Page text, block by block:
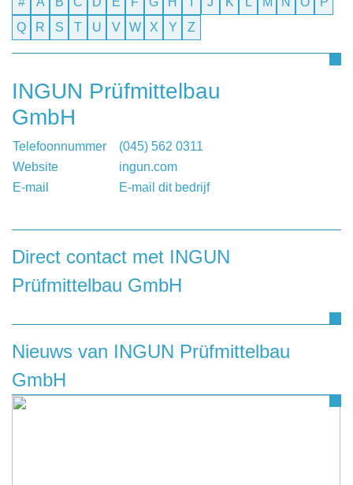
Q
R S T U V W X Y Z
INGUN Prüfmittelbau
GmbH
Telefoonnummer
(045) 562 0311
Website
ingun.com
E-mail
E-mail dit bedrijf
Direct contact met INGUN
Prüfmittelbau GmbH
achterlaten aan INGUN Prüfmittelbau GmbH, dan kunt u
dat doen door onderstaand contactformulier in te vullen.
Naam
Nieuws van INGUN Prüfmittelbau
GmbH